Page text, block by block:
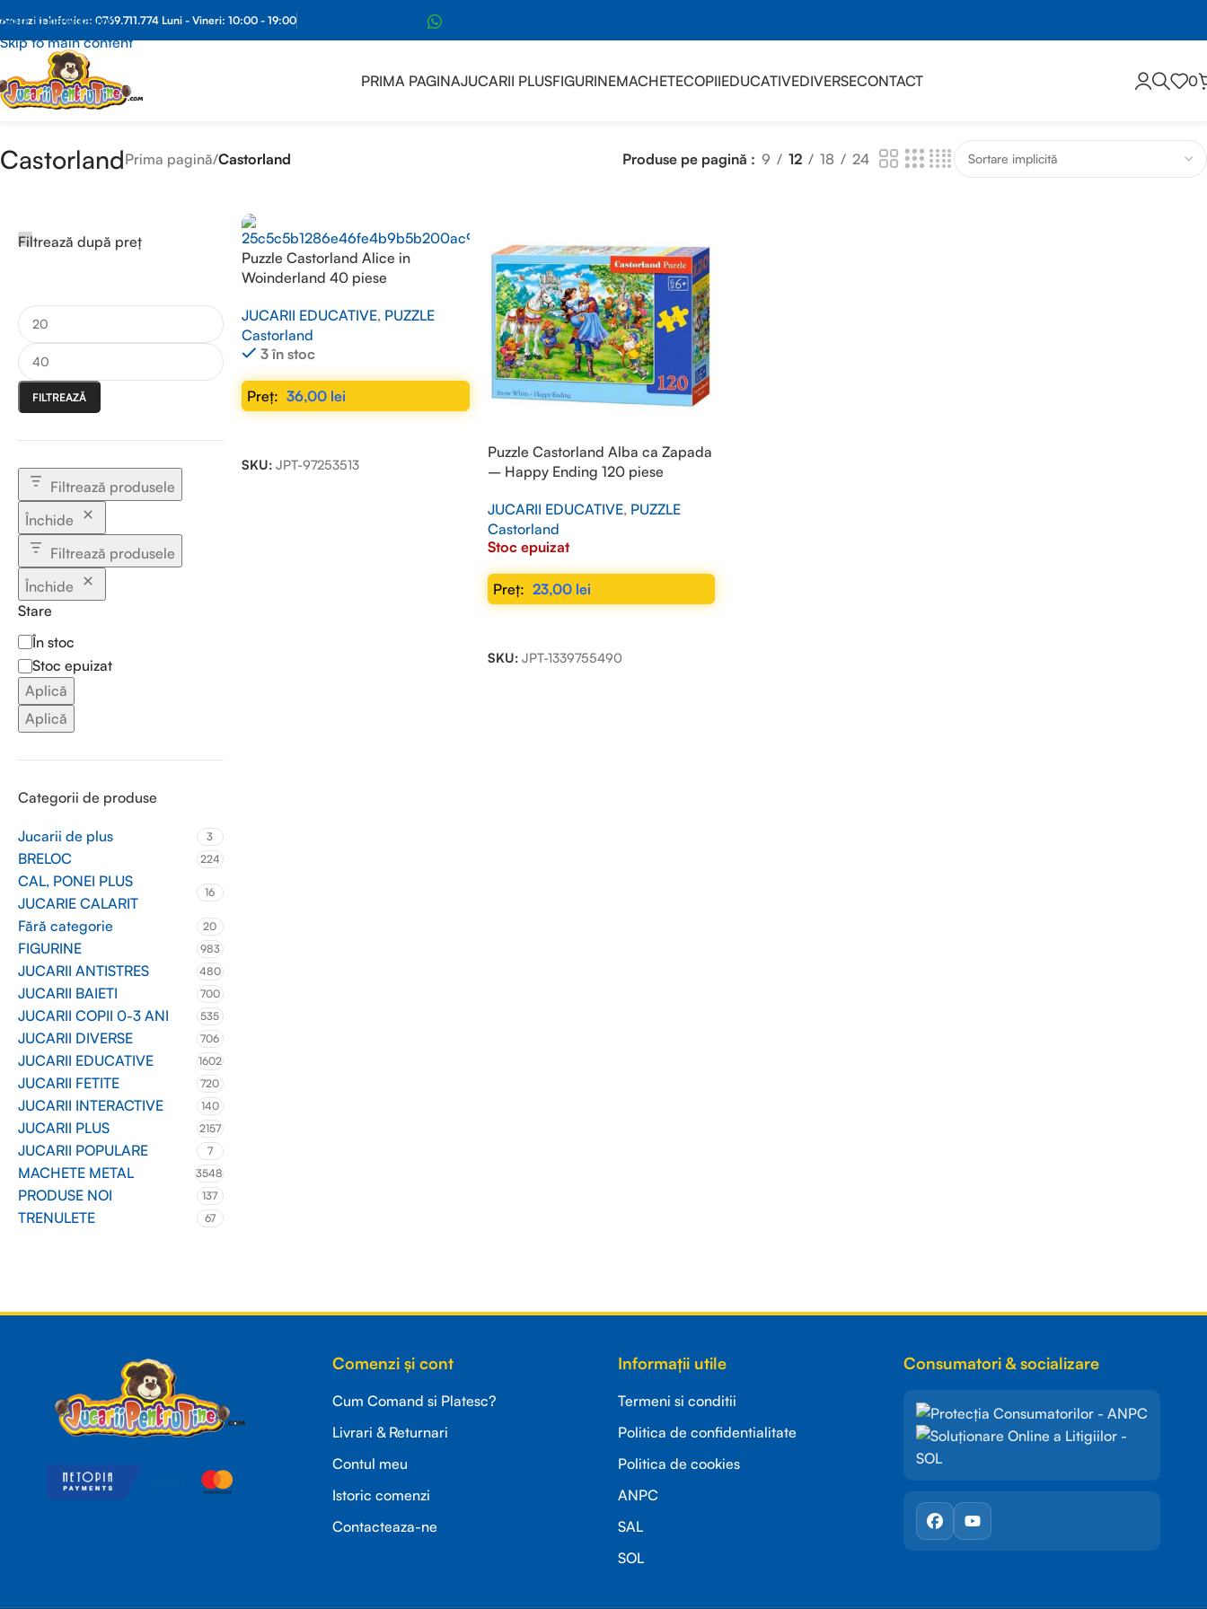
Skip to navigation
Skip to main content
telefonice: 0769.711.774 Luni - Vineri: 10:00 - 19:00
PRIMA PAGINAJUCARII PLUSFIGURINEMACHETECOPIIEDUCATIVEDIVERSECONTACT 0
CastorlandPrima pagină/Castorland Produse pe pagină 9 12 18 24
Filtrează după preț
FILTREAZĂ
Filtrează produsele
Închide
Filtrează produsele
Închide
Stare
În stoc
Stoc epuizat
Aplică
Aplică
Categorii de produse
Jucarii de plus 3
BRELOC 224
CAL, PONEI PLUS
JUCARIE CALARIT
16
Fără categorie 20
FIGURINE 983
JUCARII ANTISTRES 480
JUCARII BAIETI 700
JUCARII COPII 0-3 ANI 535
JUCARII DIVERSE 706
JUCARII EDUCATIVE 1602
JUCARII FETITE 720
JUCARII INTERACTIVE 140
JUCARII PLUS 2157
JUCARII POPULARE 7
MACHETE METAL 3548
PRODUSE NOI 137
TRENULETE 67
Puzzle Castorland Alice in
Woinderland 40 piese
JUCARII EDUCATIVE, PUZZLE
Castorland
3 în stoc
36,00 lei
SKU: JPT-97253513
Puzzle Castorland Alba ca Zapada
– Happy Ending 120 piese
JUCARII EDUCATIVE, PUZZLE
Castorland
Stoc epuizat
23,00 lei
SKU: JPT-1339755490
Comenzi și cont
Cum Comand si Platesc?
Livrari & Returnari
Contul meu
Istoric comenzi
Contacteaza-ne
Informații utile
Termeni si conditii
Politica de confidentialitate
Politica de cookies
ANPC
SAL
SOL
Consumatori & socializare